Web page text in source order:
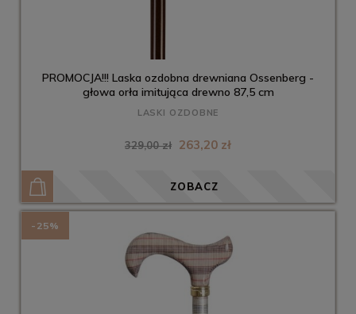
PROMOCJA!!! Laska ozdobna drewniana Ossenberg -
głowa orła imitująca drewno 87,5 cm
LASKI OZDOBNE
329,00 zł 263,20 zł
ZOBACZ
-25%